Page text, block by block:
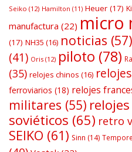
Seiko (12) Hamilton (11) Heuer (17)
manufactura (22) micro
(17) NH35 (16) noticias (57)
(41) Oris (12) piloto (78)
(35) relojes chinos (16)
ferroviarios (18) relojes
militares (55)
soviéticos (65) retro
SEIKO (61) Sinn (14)